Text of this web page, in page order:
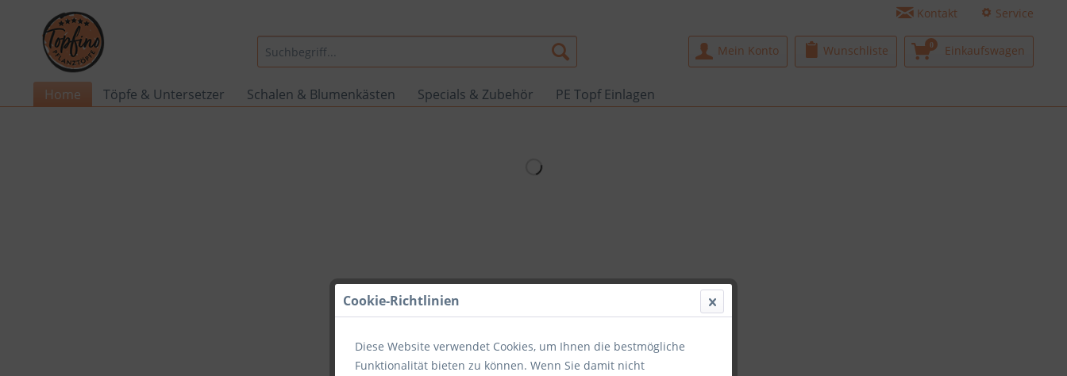
Kontakt Service
Mein Konto Wunschliste Einkaufswagen
0
Home Töpfe & Untersetzer Schalen & Blumenkästen Specials & Zubehör PE Topf Einlagen
Cookie-Richtlinien
Diese Website verwendet Cookies, um Ihnen die bestmögliche
Funktionalität bieten zu können. Wenn Sie damit nicht